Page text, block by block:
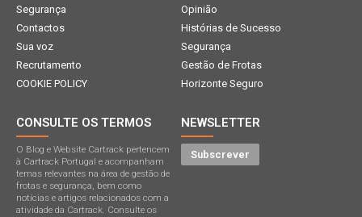
Segurança
Contactos
Sua voz
Recrutamento
COOKIE POLICY
Opinião
Histórias de Sucesso
Segurança
Gestão de Frotas
Horizonte Seguro
NEWSLETTER
Subscrever
CONSULTE OS TERMOS
O Blog e Website Cartrack pertencem
à Cartrack Portugal e acompanham
temas relevantes na área de gestão de
frotas e segurança, bem como
notícias e artigos relacionados com a
atividade da Cartrack. Consulte os